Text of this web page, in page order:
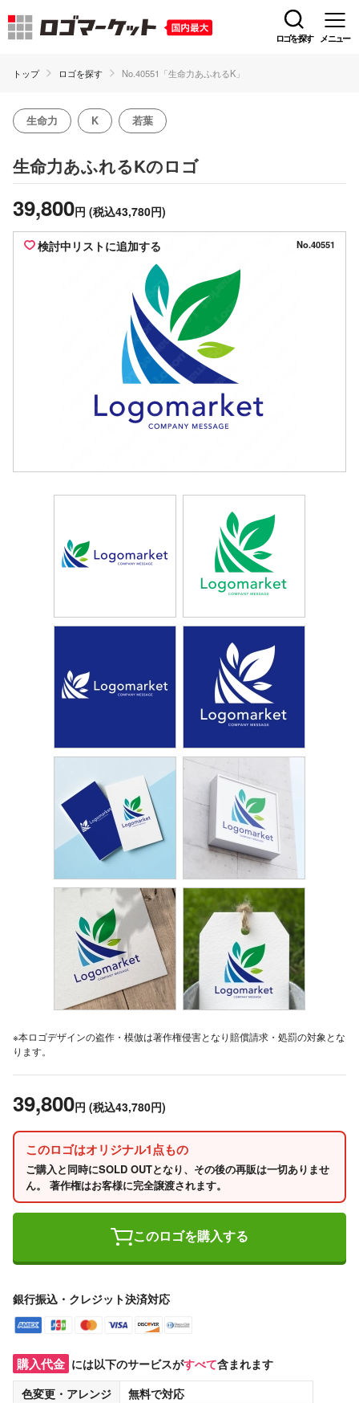
ロゴを探す メニュー
トップ ロゴを探す No.40551「生命力あふれるK」
生命力 K 若葉
生命力あふれるKのロゴ
39,800円 (税込43,780円)
検討中リストに追加する No.40551
※本ロゴデザインの盗作・模倣は著作権侵害となり賠償請求・処罰の対象とな
ります。
39,800円 (税込43,780円)
このロゴはオリジナル1点もの
ご購入と同時にSOLD OUTとなり、その後の再販は一切ありませ
ん。 著作権はお客様に完全譲渡されます。
このロゴを購入する
銀行振込・クレジット決済対応
購入代金 には以下のサービスがすべて含まれます
色変更・アレンジ
無料で対応